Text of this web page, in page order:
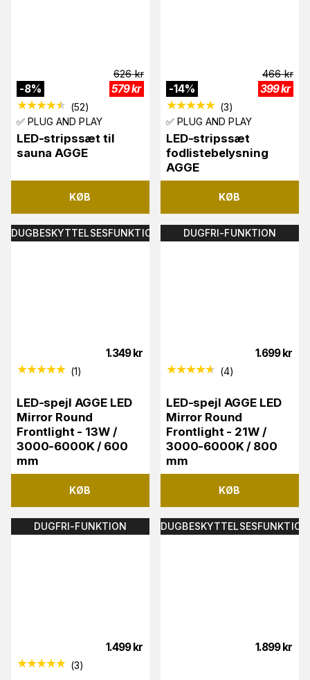
-8%
626 kr
579kr
(52)
✅ PLUG AND PLAY
LED-stripssæt til
sauna AGGE
KØB
-14%
466 kr
399kr
(3)
✅ PLUG AND PLAY
LED-stripssæt
fodlistebelysning
AGGE
KØB
DUGBESKYTTELSESFUNKTION
1.349 kr
(1)
LED-spejl AGGE LED
Mirror Round
Frontlight - 13W /
3000-6000K / 600
mm
KØB
DUGFRI-FUNKTION
1.699 kr
(4)
LED-spejl AGGE LED
Mirror Round
Frontlight - 21W /
3000-6000K / 800
mm
KØB
DUGFRI-FUNKTION
1.499 kr
(3)
DUGBESKYTTELSESFUNKTION
1.899 kr